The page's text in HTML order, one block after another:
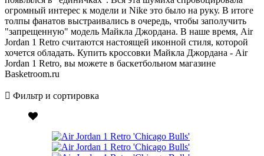
огромный интерес к модели и Nike это было на руку. В итоге
толпы фанатов выстраивались в очередь, чтобы заполучить
"запрещенную" модель Майкла Джордана. В наше время, Air
Jordan 1 Retro считаются настоящей иконной стиля, которой
хочется обладать. Купить кроссовки Майкла Джордана - Air
Jordan 1 Retro, вы можете в баскетбольном магазине
Basketroom.ru
Фильтр и сортировка